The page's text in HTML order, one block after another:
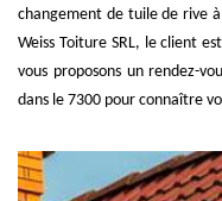
changement de tuile de rive
Weiss Toiture SRL, le client
vous proposons un rendez-
dans le 7300 pour connaître